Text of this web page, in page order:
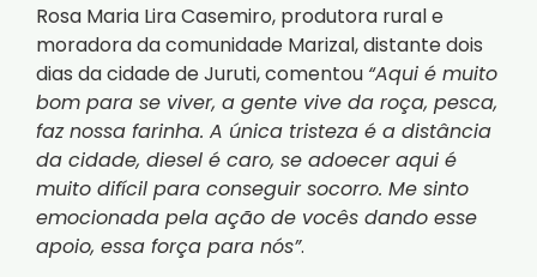
Rosa Maria Lira Casemiro, produtora rural e
moradora da comunidade Marizal, distante dois
dias da cidade de Juruti, comentou “Aqui é muito
bom para se viver, a gente vive da roça, pesca,
faz nossa farinha. A única tristeza é a distância
da cidade, diesel é caro, se adoecer aqui é
muito difícil para conseguir socorro. Me sinto
emocionada pela ação de vocês dando esse
apoio, essa força para nós”.